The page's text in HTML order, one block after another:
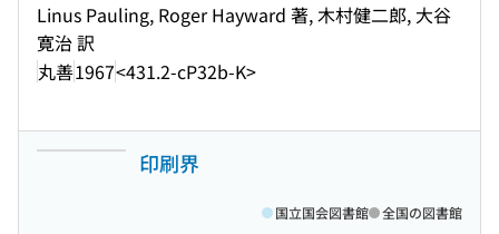
Linus Pauling, Roger Hayward 著, 木村健二郎, 大谷
寛治 訳
丸善1967<431.2-cP32b-K>
印刷界
国立国会図書館 全国の図書館